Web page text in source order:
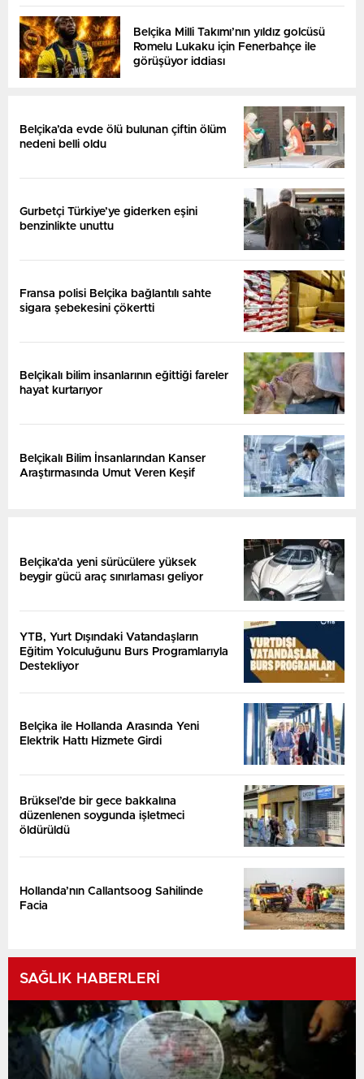
Belçika Milli Takımı’nın yıldız golcüsü
Romelu Lukaku için Fenerbahçe ile
görüşüyor iddiası
Belçika’da evde ölü bulunan çiftin ölüm
nedeni belli oldu
Gurbetçi Türkiye’ye giderken eşini
benzinlikte unuttu
Fransa polisi Belçika bağlantılı sahte
sigara şebekesini çökertti
Belçikalı bilim insanlarının eğittiği fareler
hayat kurtarıyor
Belçikalı Bilim İnsanlarından Kanser
Araştırmasında Umut Veren Keşif
Belçika’da yeni sürücülere yüksek
beygir gücü araç sınırlaması geliyor
YTB, Yurt Dışındaki Vatandaşların
Eğitim Yolculuğunu Burs Programlarıyla
Destekliyor
Belçika ile Hollanda Arasında Yeni
Elektrik Hattı Hizmete Girdi
Brüksel’de bir gece bakkalına
düzenlenen soygunda işletmeci
öldürüldü
Hollanda’nın Callantsoog Sahilinde
Facia
SAĞLIK HABERLERİ